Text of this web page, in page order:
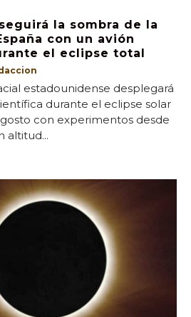
la sombra de la
con un avión
el eclipse total
estadounidense desplegará
durante el eclipse solar
con experimentos desde
altitud...